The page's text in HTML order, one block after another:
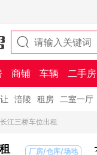
商铺 车辆 二手房
涪陵 租房 二室一厅
江三桥车位出租
厂房/仓库/场地